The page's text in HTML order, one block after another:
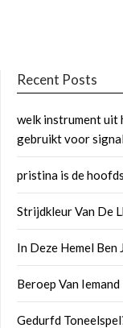
Recent Posts
welk instrument uit
gebruikt voor
pristina is de
Strijdkleur Van De
In Deze Hemel
Beroep Van
Gedurfd